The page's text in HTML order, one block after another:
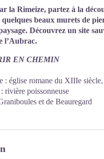
la Rimeize, partez à la
quelques beaux murets de
Découvrez un site
l’Aubrac.
EN CHEMIN
: église romane du XIIIe
rivière poissonneuse
et de Beauregard